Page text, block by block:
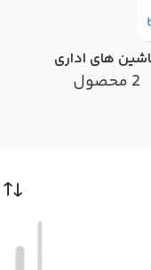
های اداری
2 محصول